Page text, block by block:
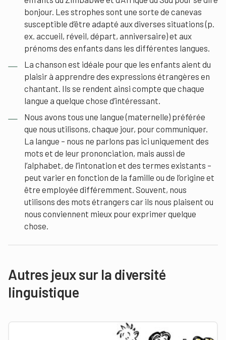
bonjour. Les strophes sont une sorte de canevas
susceptible d’être adapté aux diverses situations (p.
ex. accueil, réveil, départ, anniversaire) et aux
prénoms des enfants dans les différentes langues.
La chanson est idéale pour que les enfants aient du
plaisir à apprendre des expressions étrangères en
chantant. Ils se rendent ainsi compte que chaque
langue a quelque chose d’intéressant.
Nous avons tous une langue (maternelle) préférée
que nous utilisons, chaque jour, pour communiquer.
La langue – nous ne parlons pas ici uniquement des
mots et de leur prononciation, mais aussi de
l’alphabet, de l’intonation et des termes existants –
peut varier en fonction de la famille ou de l’origine et
être employée différemment. Souvent, nous
utilisons des mots étrangers car ils nous plaisent ou
nous conviennent mieux pour exprimer quelque
chose.
Autres jeux sur la diversité
linguistique